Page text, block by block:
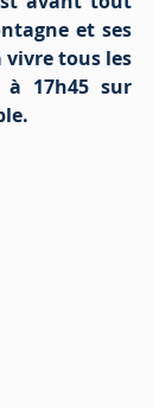
et ses
vivre tous les
17h45 sur